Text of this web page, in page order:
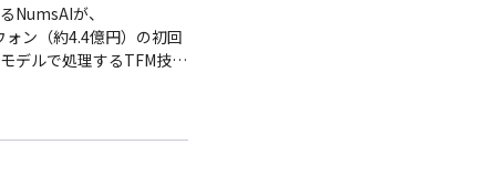
NumsAIが、
ン（約4.4億円）の初回
デルで処理するTFM技術